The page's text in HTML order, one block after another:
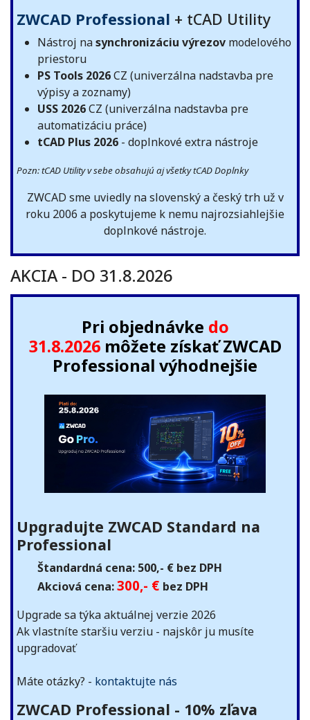
ZWCAD Professional + tCAD Utility
Nástroj nasynchronizáciu výrezov modelového
priestoru
PS Tools 2026CZ (univerzálna nadstavba pre
výpisy a zoznamy)
USS 2026CZ (univerzálna nadstavba pre
automatizáciu práce)
tCAD Plus 2026 - doplnkové extra nástroje
Pozn: tCAD Utility v sebe obsahujú aj všetky tCAD Doplnky
ZWCAD sme uviedly na slovenský a český trh už v
roku 2006 a poskytujeme k nemu najrozsiahlejšie
doplnkové nástroje.
AKCIA - DO 31.8.2026
Pri objednávke do
31.8.2026 môžete získať ZWCAD
Professional výhodnejšie
Upgradujte ZWCAD Standard na
Professional
Štandardná cena: 500,- € bez DPH
Akciová cena:300,- € bez DPH
Upgrade sa týka aktuálnej verzie 2026
Ak vlastníte staršiu verziu - najskôr ju musíte
upgradovať
Máte otázky? - kontaktujte nás
ZWCAD Professional - 10% zľava